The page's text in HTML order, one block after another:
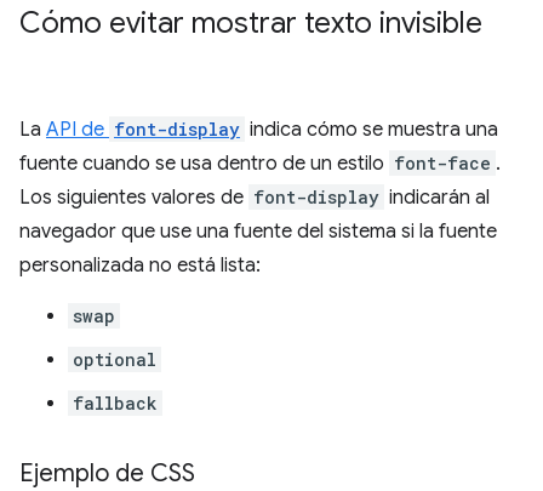
Cómo evitar mostrar texto invisible
La API de font-display indica cómo se muestra una
fuente cuando se usa dentro de un estilo font-face .
Los siguientes valores de font-display indicarán al
navegador que use una fuente del sistema si la fuente
personalizada no está lista:
swap
optional
fallback
Ejemplo de CSS